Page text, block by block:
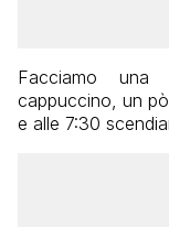
Facciamo
cappuccino, un
e alle 7:30